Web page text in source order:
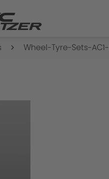
Wheel-Tyre-Sets-